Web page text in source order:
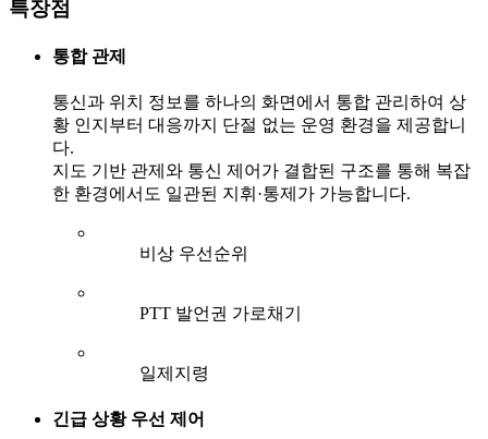
특장점
통합 관제
통신과 위치 정보를 하나의 화면에서 통합 관리하여 상
황 인지부터 대응까지 단절 없는 운영 환경을 제공합니
다.
지도 기반 관제와 통신 제어가 결합된 구조를 통해 복잡
한 환경에서도 일관된 지휘·통제가 가능합니다.
비상 우선순위
PTT 발언권 가로채기
일제지령
긴급 상황 우선 제어